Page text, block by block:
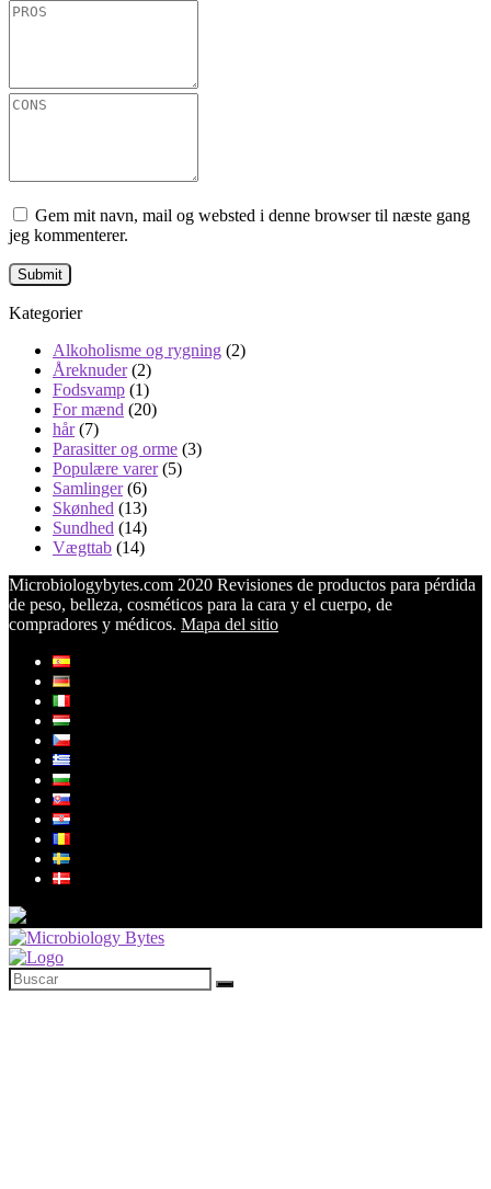
Gem mit navn, mail og websted i denne browser til næste gang
jeg kommenterer.
Kategorier
Alkoholisme og rygning (2)
Åreknuder(2)
Fodsvamp (1)
For mænd (20)
hår(7)
Parasitter og orme (3)
Populære varer(5)
Samlinger(6)
Skønhed (13)
Sundhed (14)
Vægttab (14)
Microbiologybytes.com 2020 Revisiones de productos para pérdida
de peso, belleza, cosméticos para la cara y el cuerpo, de
compradores y médicos. Mapa del sitio